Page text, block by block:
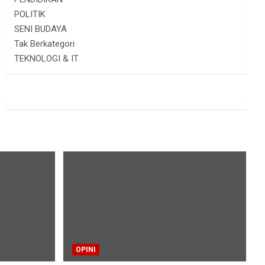
POLITIK
SENI BUDAYA
Tak Berkategori
TEKNOLOGI & IT
OPINI